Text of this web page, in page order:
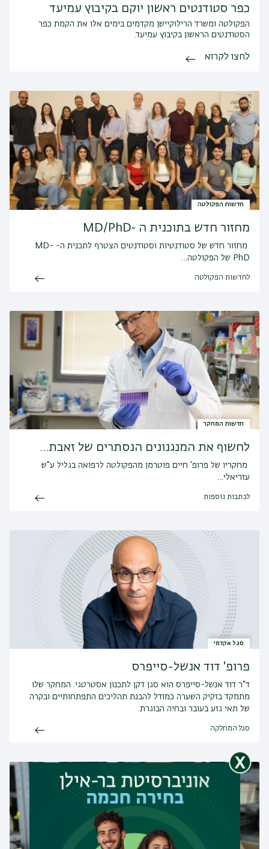
כפר סטודנטים ראשון יוקם בקיבוץ עמיעד
הפקולטה ומשרד הרילוקיישן מקדמים בימים אלו את הקמת כפר
הסטודנטים הראשון בקיבוץ עמיעד.
לחצו לקרוא
חדשות הפקולטה
מחזור חדש בתוכנית ה ‑MD/PhD
מחזור חדש של סטודנטיות וסטודנטים הצטרף לתכנית ה- MD-
PhD של הפקולטה…
לחדשות הפקולטה
חדשות המחקר
לחשוף את המנגנונים הנסתרים של זאבת…
מחקריו של פרופ' חיים פוטרמן מהפקולטה לרפואה בגליל ע"ש
עזריאלי…
לכתבות נוספות
סגל אקדמי
פרופ' דוד אנשל-סייפרס
ד"ר דוד אנשל-סייפרס הוא סגן דקן לתכנון אסטרטגי. המחקר שלו
מתמקד בזקיק השערה כמודל להבנת תהליכים התפתחותיים ובקרה
של תאי גזע בעובר ובחיה הבוגרת.
סגל המחלקה